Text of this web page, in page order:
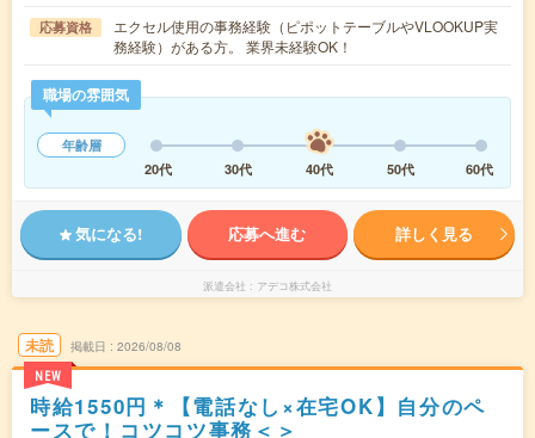
応募資格
エクセル使用の事務経験（ピポットテーブルやVLOOKUP実
務経験）がある方。 業界未経験OK！
職場の雰囲気
年齢層
20代
30代 40代 50代 60代
気になる! 応募へ進む 詳しく見る
派遣会社 アデコ株式会社
未読
NEW
掲載日 2026/08/08
時給1550円＊【電話なし×在宅OK】自分のペ
ースで！コツコツ事務＜＞